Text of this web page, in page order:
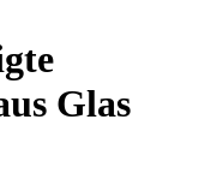
Glas